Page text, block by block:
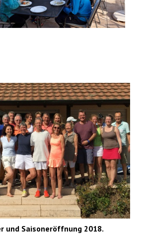
und Saisoneröffnung 2018.